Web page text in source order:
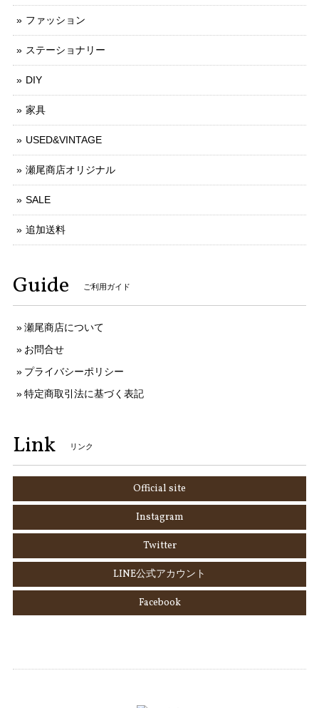
ファッション
ステーショナリー
DIY
家具
USED&VINTAGE
瀬尾商店オリジナル
SALE
追加送料
Guide ご利用ガイド
瀬尾商店について
お問合せ
プライバシーポリシー
特定商取引法に基づく表記
Link リンク
Official site
Instagram
Twitter
LINE公式アカウント
Facebook